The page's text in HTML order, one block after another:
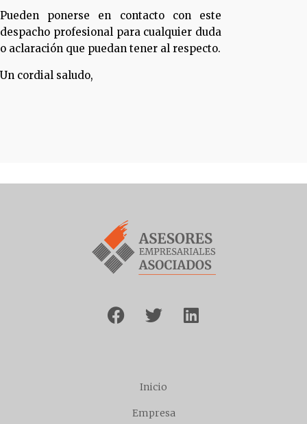
Pueden ponerse en contacto con este
despacho profesional para cualquier duda
o aclaración que puedan tener al respecto.
Un cordial saludo,
Inicio
Empresa